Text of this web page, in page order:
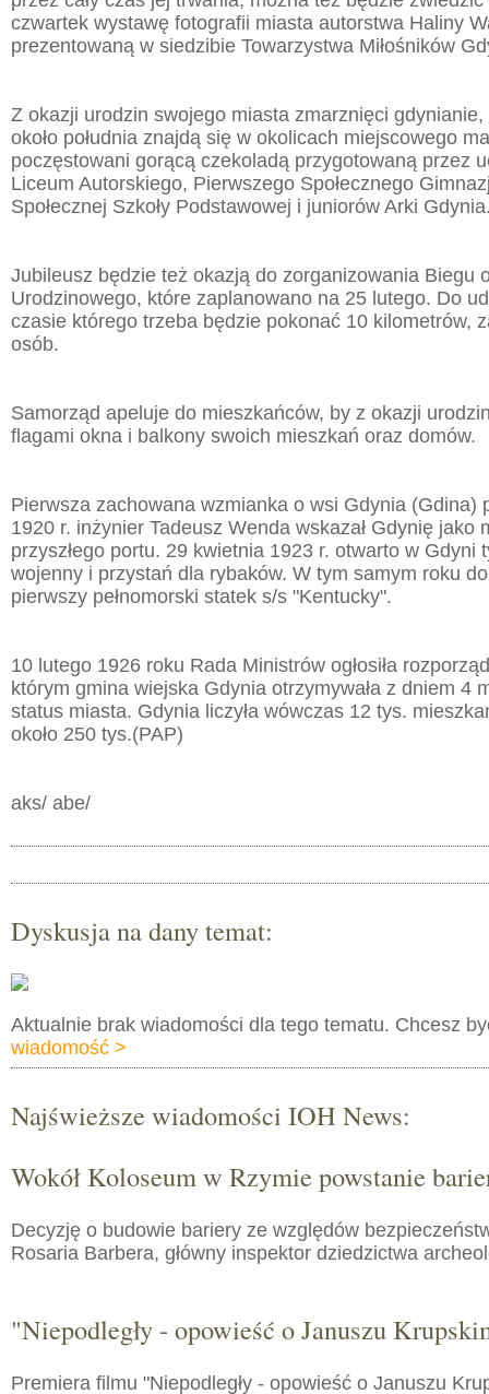
czwartek wystawę fotografii miasta autorstwa Haliny
prezentowaną w siedzibie Towarzystwa Miłośników
Z okazji urodzin swojego miasta zmarznięci
około południa znajdą się w okolicach miejscowego
poczęstowani gorącą czekoladą przygotowaną przez
Liceum Autorskiego, Pierwszego Społecznego
Społecznej Szkoły Podstawowej i juniorów Arki
Jubileusz będzie też okazją do zorganizowania Biegu
Urodzinowego, które zaplanowano na 25 lutego. Do
czasie którego trzeba będzie pokonać 10 kilometrów,
osób.
Samorząd apeluje do mieszkańców, by z okazji
flagami okna i balkony swoich mieszkań oraz domów.
Pierwsza zachowana wzmianka o wsi Gdynia (Gdina)
1920 r. inżynier Tadeusz Wenda wskazał Gdynię jako
przyszłego portu. 29 kwietnia 1923 r. otwarto w Gdyni
wojenny i przystań dla rybaków. W tym samym roku do
pierwszy pełnomorski statek s/s "Kentucky".
10 lutego 1926 roku Rada Ministrów ogłosiła
którym gmina wiejska Gdynia otrzymywała z dniem 4
status miasta. Gdynia liczyła wówczas 12 tys.
około 250 tys.(PAP)
aks/ abe/
Dyskusja na dany temat:
Aktualnie brak wiadomości dla tego tematu. Chcesz
wiadomość >
Najświeższe wiadomości IOH News:
Wokół Koloseum w Rzymie powstanie
Decyzję o budowie bariery ze względów
Rosaria Barbera, główny inspektor dziedzictwa
"Niepodległy - opowieść o Januszu
Premiera filmu "Niepodległy - opowieść o Januszu